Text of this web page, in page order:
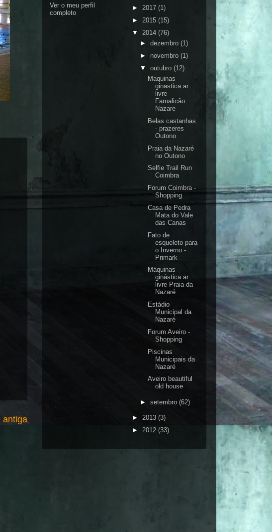
antiga
Ver o meu perfil
completo
► 2017 (1)
► 2015 (15)
▼ 2014 (76)
► dezembro (1)
► novembro (1)
▼ outubro (12)
Maquinas
ginastica ar
livre
Famalicão
Nazare
Belas castanhas
- prazeres
Outono
Praia da Nazaré
no Outono
Selfie Trail Run
Coimbra
Forum Coimbra -
Shopping
Casa de Pedra
Mata do Vale
das Canas
Fato de
esqueleto para
o Inverno -
Primark
Máquinas
ginástica ar
livre Praia da
Nazaré
Estádio
Municipal da
Nazaré
Forum Aveiro -
Shopping
Piscinas
Municipais da
Nazaré
Aveiro beautiful
old house
► setembro (62)
► 2013 (3)
► 2012 (33)